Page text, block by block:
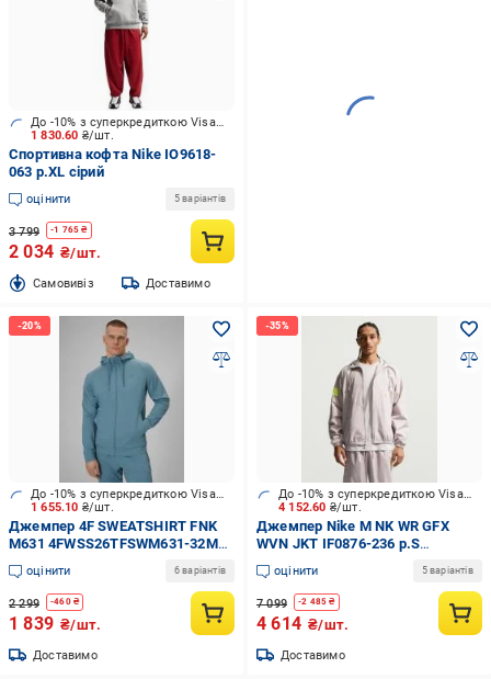
1 830.60 ₴/шт.
До -10% з суперкредиткою Visa Вигода
Спортивна кофта Nike IO9618-
063 р.XL сірий
оцінити 5 варіантів
3 799 -1 765 ₴
2 034 ₴/шт.
Cамовивіз Доставимо
1 655.10 ₴/шт.
До -10% з суперкредиткою Visa Вигода
Джемпер 4F SWEATSHIRT FNK
M631 4FWSS26TFSWM631-32M
р.L блакитний
оцінити 6 варіантів
2 299 -460₴
1 839 ₴/шт.
Доставимо
4 152.60 ₴/шт.
До -10% з суперкредиткою Visa Вигода
Джемпер Nike M NK WR GFX
WVN JKT IF0876-236 р.S
бежевий
оцінити 5 варіантів
7 099 -2 485 ₴
4 614 ₴/шт.
Доставимо